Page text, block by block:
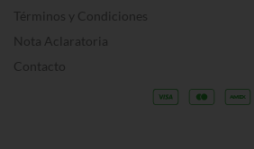
Términos y Condiciones
Nota Aclaratoria
Contacto